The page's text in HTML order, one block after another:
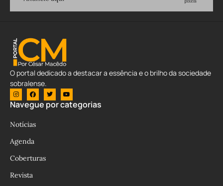
O portal dedicado a destacar a essência e o brilho da sociedade
sobralense.
Navegue por categorias
Notícias
Agenda
Coberturas
Revista